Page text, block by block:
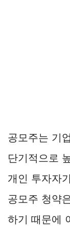
공모주는 기
단기적으로
개인 투자자
공모주 청약
하기 때문에